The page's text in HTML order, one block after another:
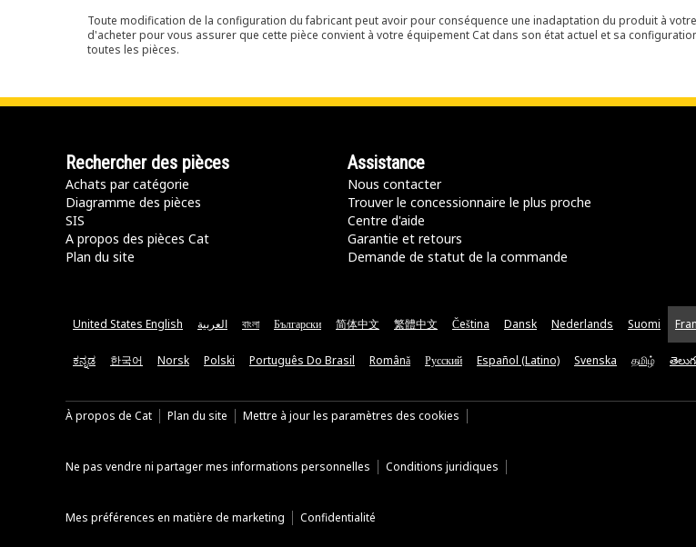
Toute modification de la configuration du fabricant peut avoir pour conséquence une inadaptation du produit à
d'acheter pour vous assurer que cette pièce convient à votre équipement Cat dans son état actuel et sa
toutes les pièces.
Rechercher des pièces
Achats par catégorie
Diagramme des pièces
SIS
A propos des pièces Cat
Plan du site
Assistance
Nous contacter
Trouver le concessionnaire le plus proche
Centre d'aide
Garantie et retours
Demande de statut de la commande
United States English العربية বাংলা Български 简体中文 繁體中文 Čeština Dansk Nederlands Suomi
ಕನ್ನಡ 한국어 Norsk Polski Português Do Brasil Română Русский Español (Latino) Svenska தமிழ்
À propos de Cat Plan du site Mettre à jour les paramètres des cookies
Ne pas vendre ni partager mes informations personnelles Conditions juridiques
Mes préférences en matière de marketing Confidentialité